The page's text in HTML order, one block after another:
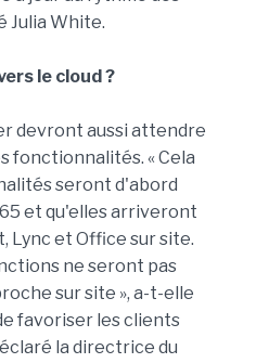
Julia White.
le cloud ?
devront aussi attendre
fonctionnalités. « Cela
seront d'abord
et qu'elles arriveront
Lync et Office sur site.
ne seront pas
sur site », a-t-elle
favoriser les clients
la directrice du